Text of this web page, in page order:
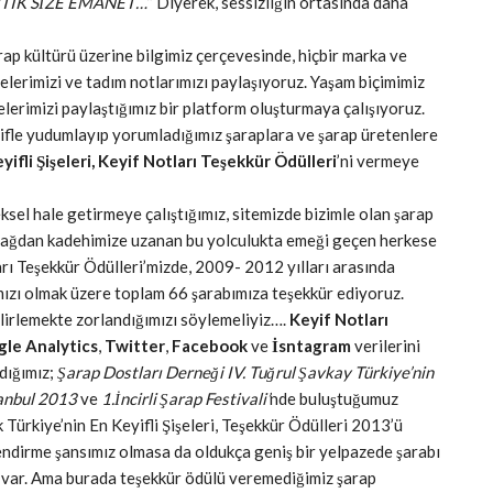
kültürü üzerine bilgimiz çerçevesinde, hiçbir marka ve
ve tadım notlarımızı paylaşıyoruz. Yaşam biçimimiz
paylaştığımız bir platform oluşturmaya çalışıyoruz.
yudumlayıp yorumladığımız şaraplara ve şarap üretenlere
Şişeleri, Keyif Notları Teşekkür Ödülleri’ni vermeye
hale getirmeye çalıştığımız, sitemizde bizimle olan şarap
kadehimize uzanan bu yolculukta emeği geçen herkese
Teşekkür Ödülleri’mizde, 2009- 2012 yılları arasında
olmak üzere toplam 66 şarabımıza teşekkür ediyoruz.
zorlandığımızı söylemeliyiz…. Keyif Notları
Analytics, Twitter, Facebookveİsntagram verilerini
Şarap Dostları Derneği IV. Tuğrul Şavkay Türkiye’nin
2013ve 1.İncirli Şarap Festivali’nde buluştuğumuz
En Keyifli Şişeleri, Teşekkür Ödülleri 2013’ü
şansımız olmasa da oldukça geniş bir yelpazede şarabı
Ama burada teşekkür ödülü veremediğimiz şarap